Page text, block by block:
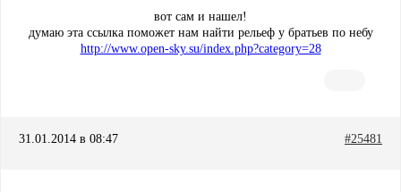
вот сам и нашел!
думаю эта ссылка поможет нам найти рельеф у братьев по небу
http://www.open-sky.su/index.php?category=28
31.01.2014 в 08:47 #25481